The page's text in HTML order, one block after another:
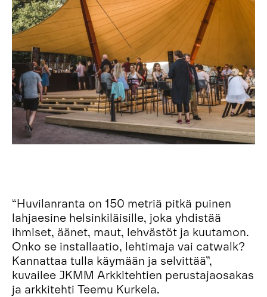
“Huvilanranta on 150 metriä pitkä puinen
lahjaesine helsinkiläisille, joka yhdistää
ihmiset, äänet, maut, lehvästöt ja kuutamon.
Onko se installaatio, lehtimaja vai catwalk?
Kannattaa tulla käymään ja selvittää”,
kuvailee JKMM Arkkitehtien perustajaosakas
ja arkkitehti Teemu Kurkela.